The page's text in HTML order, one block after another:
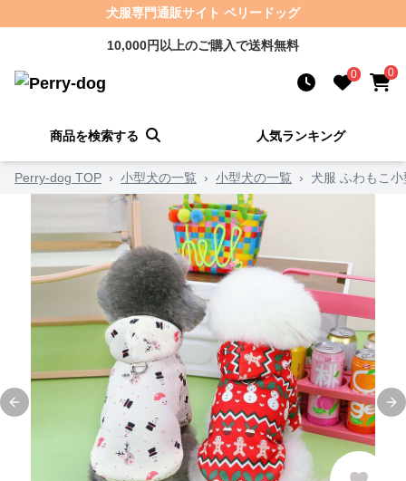
犬服専門通販サイト ペリードッグ
10,000円以上のご購入で送料無料
0 0
商品を検索する 人気ランキング
Perry-dog TOP › 小型犬の一覧 › 小型犬の一覧 › 犬服 ふわもこ
Previous slide